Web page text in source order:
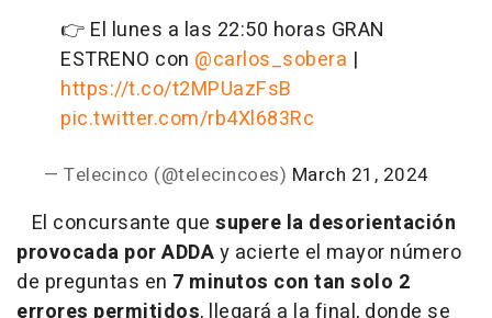
👉 El lunes a las 22:50 horas GRAN
ESTRENO con @carlos_sobera |
https://t.co/t2MPUazFsB
pic.twitter.com/rb4Xl683Rc
— Telecinco (@telecincoes) March 21, 2024
El concursante que supere la desorientación
provocada por ADDAy acierte el mayor número
de preguntas en 7 minutos con tan solo 2